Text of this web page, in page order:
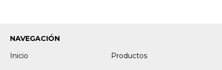
NAVEGACIÓN
Inicio
Productos